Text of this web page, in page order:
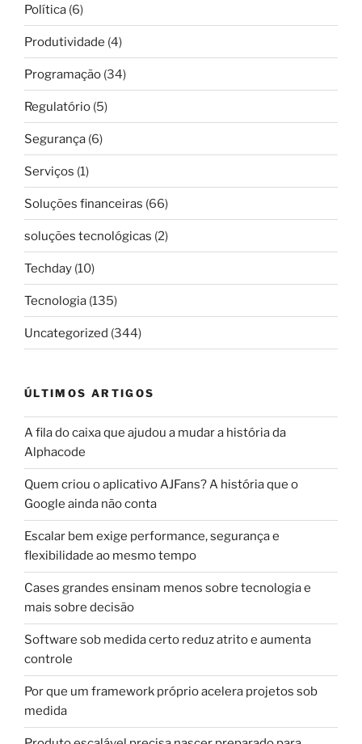
Política (6)
Produtividade (4)
Programação (34)
Regulatório (5)
Segurança (6)
Serviços (1)
Soluções financeiras (66)
soluções tecnológicas (2)
Techday (10)
Tecnologia (135)
Uncategorized (344)
ÚLTIMOS ARTIGOS
A fila do caixa que ajudou a mudar a história da
Alphacode
Quem criou o aplicativo AJFans? A história que o
Google ainda não conta
Escalar bem exige performance, segurança e
flexibilidade ao mesmo tempo
Cases grandes ensinam menos sobre tecnologia e
mais sobre decisão
Software sob medida certo reduz atrito e aumenta
controle
Por que um framework próprio acelera projetos sob
medida